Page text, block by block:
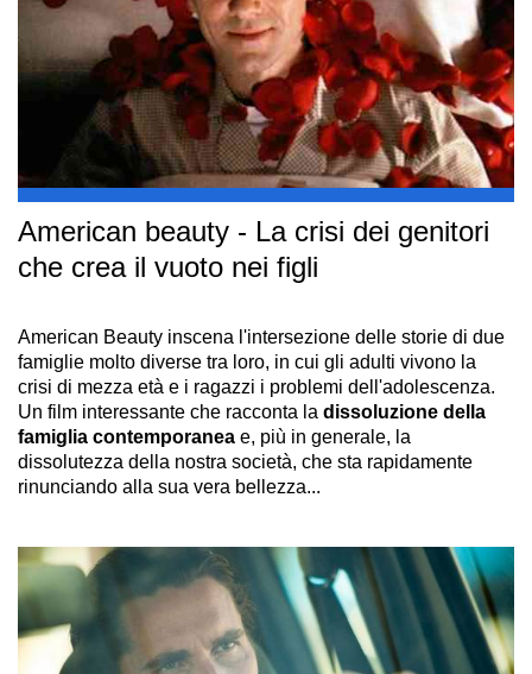
American beauty - La crisi dei genitori
che crea il vuoto nei figli
American Beauty inscena l'intersezione delle storie di due
famiglie molto diverse tra loro, in cui gli adulti vivono la
crisi di mezza età e i ragazzi i problemi dell'adolescenza.
Un film interessante che racconta la dissoluzione della
famiglia contemporanea e, più in generale, la
dissolutezza della nostra società, che sta rapidamente
rinunciando alla sua vera bellezza...